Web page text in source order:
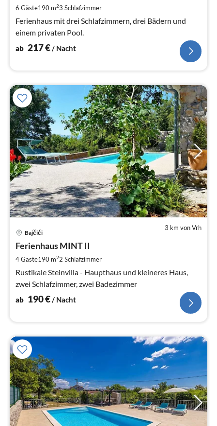
6 Gäste190 m23 Schlafzimmer
Ferienhaus mit drei Schlafzimmern, drei Bädern und
einem privaten Pool.
ab 217€/ Nacht
3 km von Vrh
Bajčići
Ferienhaus MINT II
4 Gäste190 m22 Schlafzimmer
Rustikale Steinvilla - Haupthaus und kleineres Haus,
zwei Schlafzimmer, zwei Badezimmer
ab 190€/ Nacht